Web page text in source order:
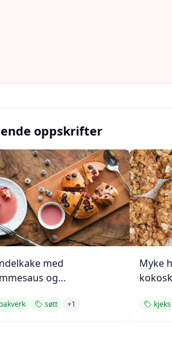
oppskrifter
med
og
bakverk søtt +1
Myke
kjeks